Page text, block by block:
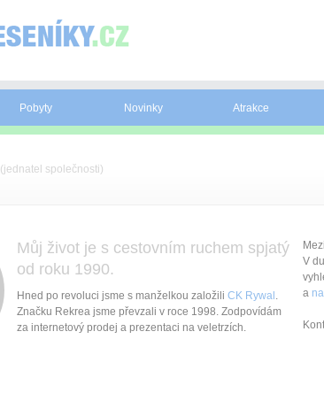
Pobyty Novinky Atrakce
(jednatel společnosti)
Můj život je s cestovním ruchem spjatý
od roku 1990.
Hned po revoluci jsme s manželkou založili CK Rywal .
Značku Rekrea jsme převzali v roce 1998. Zodpovídám
za internetový prodej a prezentaci na veletrzích.
V
a